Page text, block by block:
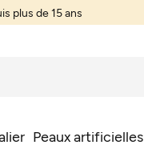
plus de 15 ans
Peaux artificielles